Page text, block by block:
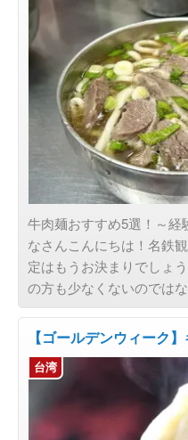
牛肉麺おすすめ5選！～
なさんこんにちは！名鉄
定はもうお決まりでしょ
の方も少なくないのでは
【ゴールデンウィーク
台湾